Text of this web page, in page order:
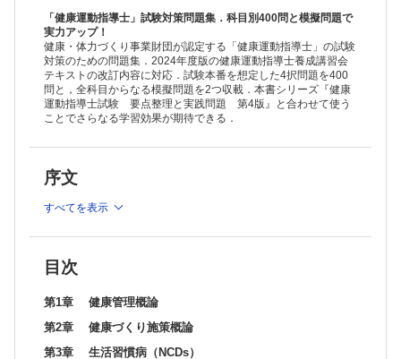
第14章 運動とこころの健康増進
第15章 栄養摂取と運動
模擬問題1
模擬問題2
「健康運動指導士」試験対策問題集．科目別400問と模擬問題で
実力アップ！
健康・体力づくり事業財団が認定する「健康運動指導士」の試験
対策のための問題集．2024年度版の健康運動指導士養成講習会
テキストの改訂内容に対応．試験本番を想定した4択問題を400
問と，全科目からなる模擬問題を2つ収載．本書シリーズ『健康
運動指導士試験 要点整理と実践問題 第4版』と合わせて使う
ことでさらなる学習効果が期待できる．
序文
すべてを表示
目次
第1章 健康管理概論
第2章 健康づくり施策概論
第3章 生活習慣病（NCDs）